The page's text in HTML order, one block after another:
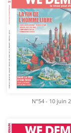
N°54 - 10 juin